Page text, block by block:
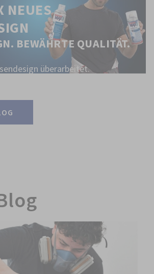
NEUES
BEWÄHRTE QUALITÄT.
überarbeitet.